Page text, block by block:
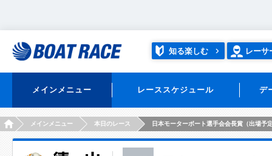
知る楽しむ レーサ
メインメニュー レーススケジュール デ
HOMEメインメニュー 本日のレース 日本モーターボート選手会会長賞（出場予